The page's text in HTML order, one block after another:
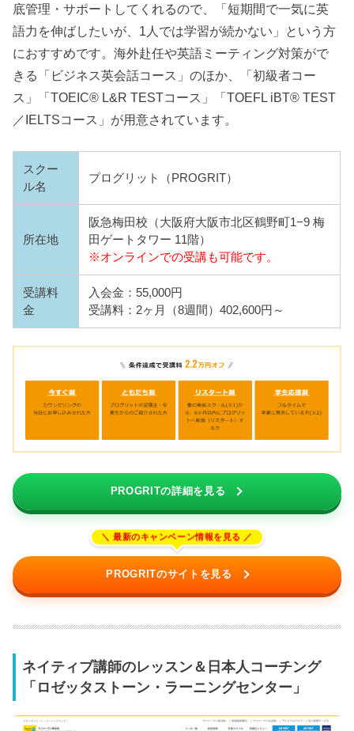
底管理・サポートしてくれるので、「短期間で一気に英
語力を伸ばしたいが、1人では学習が続かない」という方
におすすめです。海外赴任や英語ミーティング対策がで
きる「ビジネス英会話コース」のほか、「初級者コー
ス」「TOEIC® L&R TESTコース」「TOEFL iBT® TEST
／IELTSコース」が用意されています。
スクー
ル名
プログリット（PROGRIT）
所在地
阪急梅田校（大阪府大阪市北区鶴野町1−9 梅
田ゲートタワー 11階）
※オンラインでの受講も可能です。
受講料
金
入会金：55,000円
受講料：2ヶ月（8週間）402,600円～
PROGRITの詳細を見る
PROGRITのサイトを見る
ネイティブ講師のレッスン＆日本人コーチング
「ロゼッタストーン・ラーニングセンター」